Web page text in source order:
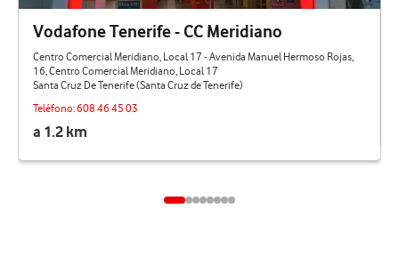
Vodafone Tenerife - CC Meridiano
Centro Comercial Meridiano, Local 17 - Avenida Manuel Hermoso Rojas,
16, Centro Comercial Meridiano, Local 17
Santa Cruz De Tenerife (Santa Cruz de Tenerife)
Teléfono:608 46 45 03
a 1.2 km